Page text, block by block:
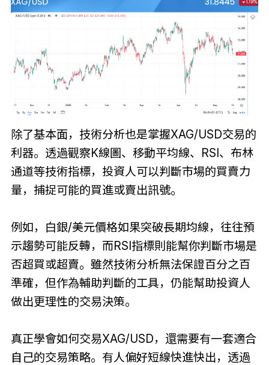
除了基本面，技術分析也是掌握XAG/USD交易的
利器。透過觀察K線圖、移動平均線、RSI、布林
通道等技術指標，投資人可以判斷市場的買賣力
量，捕捉可能的買進或賣出訊號。
例如，白銀/美元價格如果突破長期均線，往往預
示趨勢可能反轉，而RSI指標則能幫你判斷市場是
否超買或超賣。雖然技術分析無法保證百分之百
準確，但作為輔助判斷的工具，仍能幫助投資人
做出更理性的交易決策。
真正學會如何交易XAG/USD，還需要有一套適合
自己的交易策略。有人偏好短線快進快出，透過